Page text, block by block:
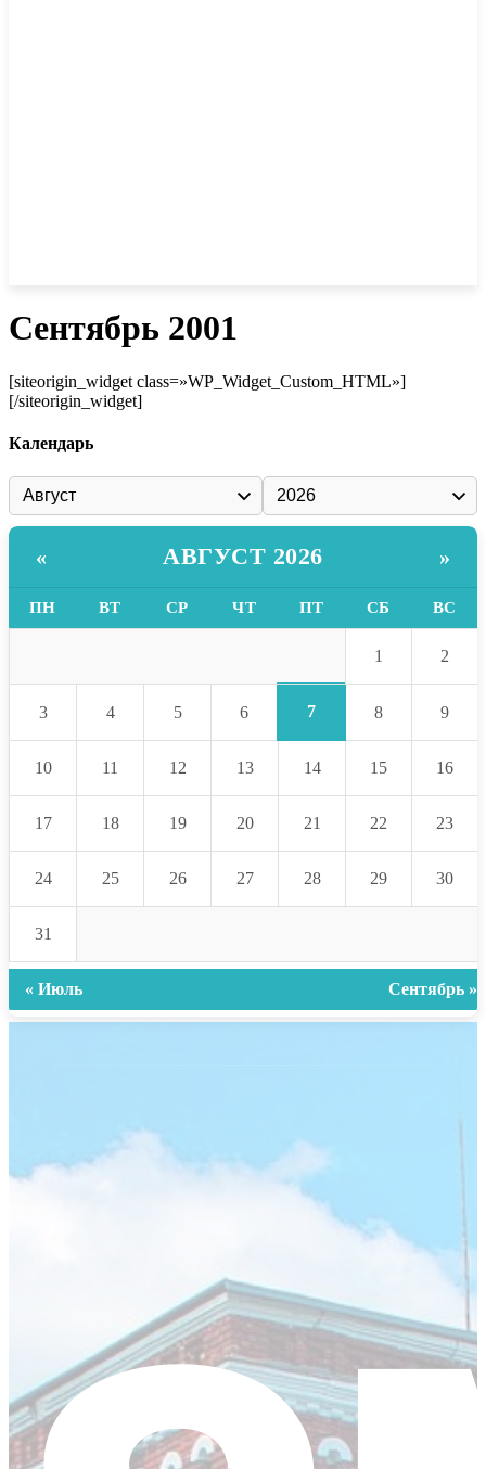
Сентябрь 2001
[siteorigin_widget class=»WP_Widget_Custom_HTML»]
[/siteorigin_widget]
Календарь
« АВГУСТ 2026 »
ПН ВТ СР ЧТ ПТ СБ ВС
1 2
3 4 5 6 7 8 9
10 11 12 13 14 15 16
17 18 19 20 21 22 23
24 25 26 27 28 29 30
31
« Июль Сентябрь »